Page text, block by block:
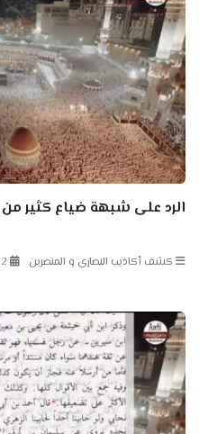
الرد على شبهة ضياع كثير
كشف أكاذيب النصارى و المنصرين